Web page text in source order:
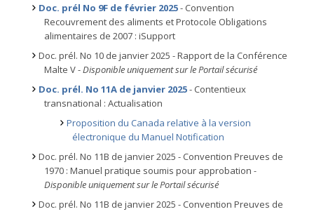
Doc. prél No 9F de février 2025- Convention
Recouvrement des aliments et Protocole Obligations
alimentaires de 2007 : iSupport
Doc. prél. No 10 de janvier 2025 - Rapport de la Conférence
Malte V -Disponible uniquement sur le Portail sécurisé
Doc. prél. No 11A de janvier 2025- Contentieux
transnational : Actualisation
Proposition du Canada relative à la version
électronique du Manuel Notification
Doc. prél. No 11B de janvier 2025 - Convention Preuves de
1970 : Manuel pratique soumis pour approbation -
Disponible uniquement sur le Portail sécurisé
Doc. prél. No 11B de janvier 2025 - Convention Preuves de